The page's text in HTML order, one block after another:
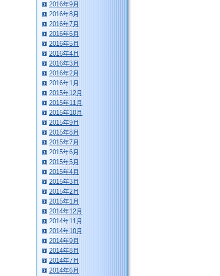
2016年9月
2016年8月
2016年7月
2016年6月
2016年5月
2016年4月
2016年3月
2016年2月
2016年1月
2015年12月
2015年11月
2015年10月
2015年9月
2015年8月
2015年7月
2015年6月
2015年5月
2015年4月
2015年3月
2015年2月
2015年1月
2014年12月
2014年11月
2014年10月
2014年9月
2014年8月
2014年7月
2014年6月